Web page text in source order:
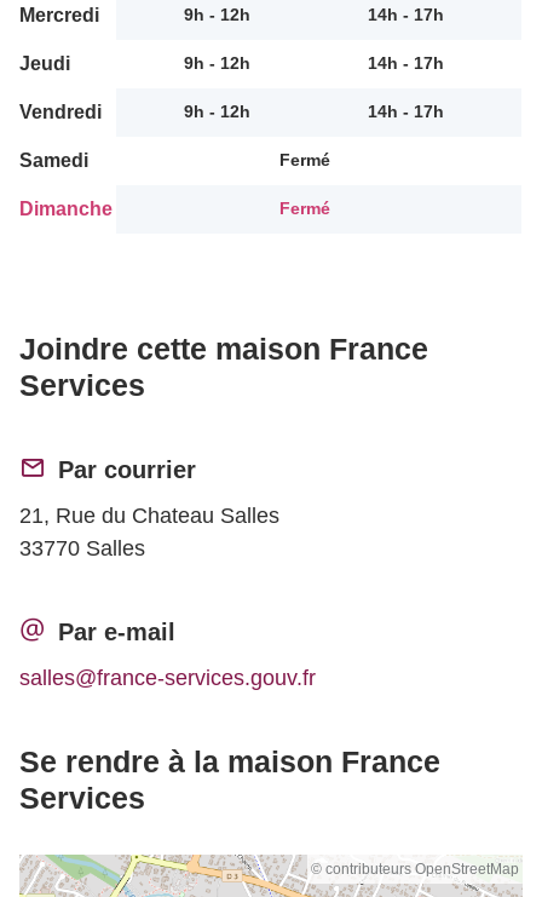
Mercredi 9h - 12h 14h - 17h
Jeudi 9h - 12h 14h - 17h
Vendredi 9h - 12h 14h - 17h
Samedi Fermé
Dimanche Fermé
Joindre cette maison France
Services
Par courrier
21, Rue du Chateau Salles
33770 Salles
Par e-mail
salles@france-services.gouv.fr
Se rendre à la maison France
Services
© contributeurs OpenStreetMap